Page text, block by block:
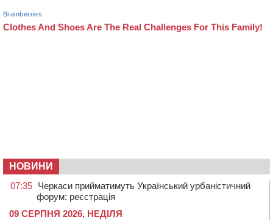
НОВИНИ
07:35 Черкаси прийматимуть Український урбаністичний
форум: реєстрація
09 СЕРПНЯ 2026, НЕДІЛЯ